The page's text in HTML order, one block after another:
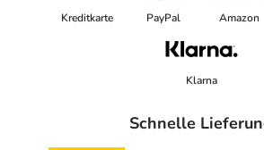
Kreditkarte PayPal Amazon
Klarna
Schnelle